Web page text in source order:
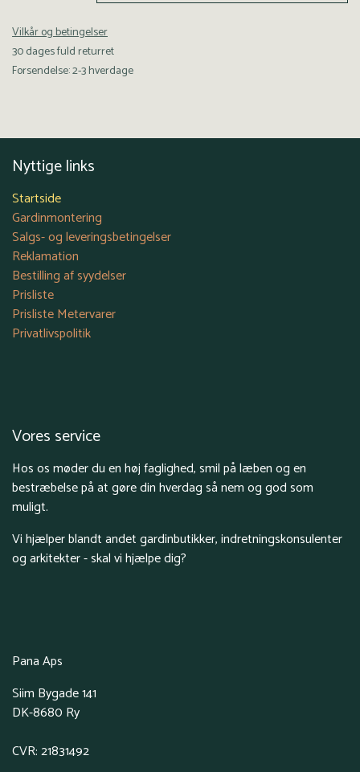
Vilkår og betingelser
30 dages fuld returret
Forsendelse: 2-3 hverdage
Nyttige links
Startside
Gardinmontering
Salgs- og leveringsbetingelser
Reklamation
Bestilling af syydelser
Prisliste
Prisliste Metervarer
Privatlivspolitik
Vores service
Hos os møder du en høj faglighed, smil på læben og en
bestræbelse på at gøre din hverdag så nem og god som
muligt.
Vi hjælper blandt andet gardinbutikker, indretningskonsulenter
og arkitekter - skal vi hjælpe dig?
Pana Aps
Siim Bygade 141
DK-8680 Ry
CVR: 21831492